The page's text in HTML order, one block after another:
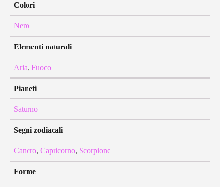
Colori
Nero
Elementi naturali
Aria, Fuoco
Pianeti
Saturno
Segni zodiacali
Cancro, Capricorno, Scorpione
Forme